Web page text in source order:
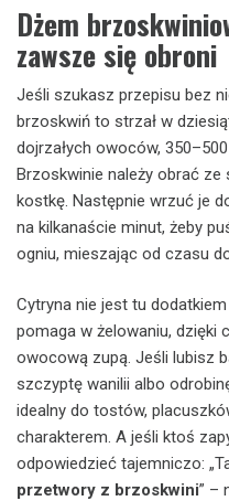
Dżem
zawsze się obroni
Jeśli szukasz przepisu bez
brzoskwiń to strzał w
dojrzałych owoców,
Brzoskwinie należy obrać
kostkę. Następnie wrzuć je
na kilkanaście minut, żeby
ogniu, mieszając od czasu
Cytryna nie jest tu
pomaga w żelowaniu, dzięki
owocową zupą. Jeśli lubisz
szczyptę wanilii albo
idealny do tostów,
charakterem. A jeśli ktoś
odpowiedzieć tajemniczo:
przetwory z brzoskwini” –